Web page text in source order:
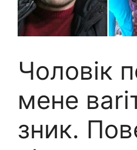
Чоловік
мене
зник.